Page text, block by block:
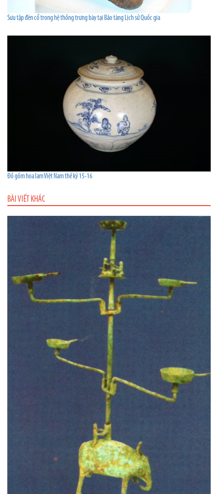
Sưu tập đèn cổ trong hệ thống trưng bày tại Bảo tàng Lịch sử Quốc gia
Đồ gốm hoa lam Việt Nam thế kỷ 15-16
BÀI VIẾT KHÁC